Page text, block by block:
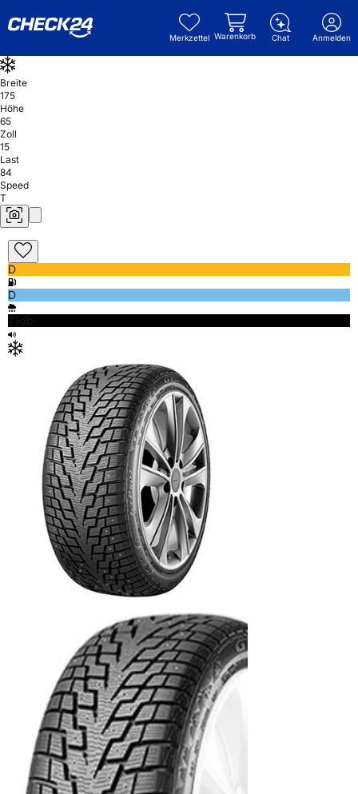
Merkzettel Warenkorb Chat Anmelden
Breite
175
Höhe
65
Zoll
15
Last
84
Speed
T
D
D
71db